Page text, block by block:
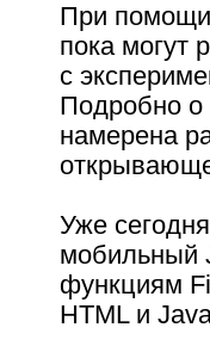
При помощи
пока могут
с
Подробно о
намерена
Уже
мобильный
функциям
HTML и